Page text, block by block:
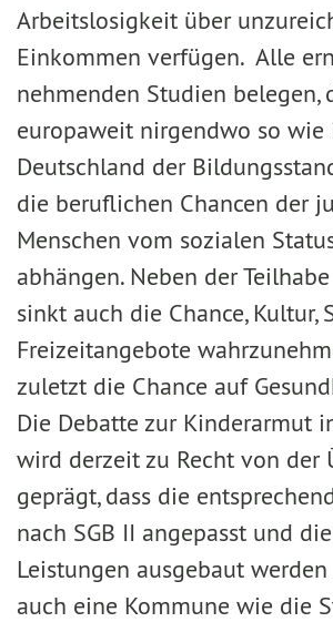
Arbeitslosigkeit über
Einkommen verfügen. Alle
nehmenden Studien belegen,
europaweit nirgendwo so wie
Deutschland der
die beruflichen Chancen der
Menschen vom sozialen
abhängen. Neben der
sinkt auch die Chance, Kultur,
Freizeitangebote
zuletzt die Chance auf
Die Debatte zur Kinderarmut
wird derzeit zu Recht von der
geprägt, dass die
nach SGB II angepasst und
Leistungen ausgebaut werden
auch eine Kommune wie die